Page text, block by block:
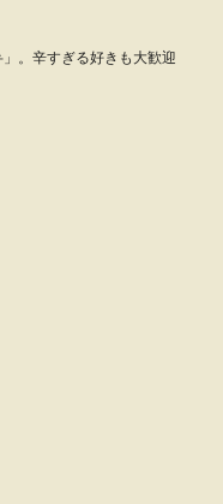
。辛すぎる好きも大歓迎